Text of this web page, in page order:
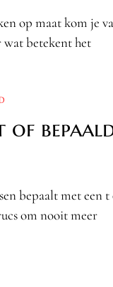
op maat kom je
betekent het
of
bepaalt met een
om nooit meer